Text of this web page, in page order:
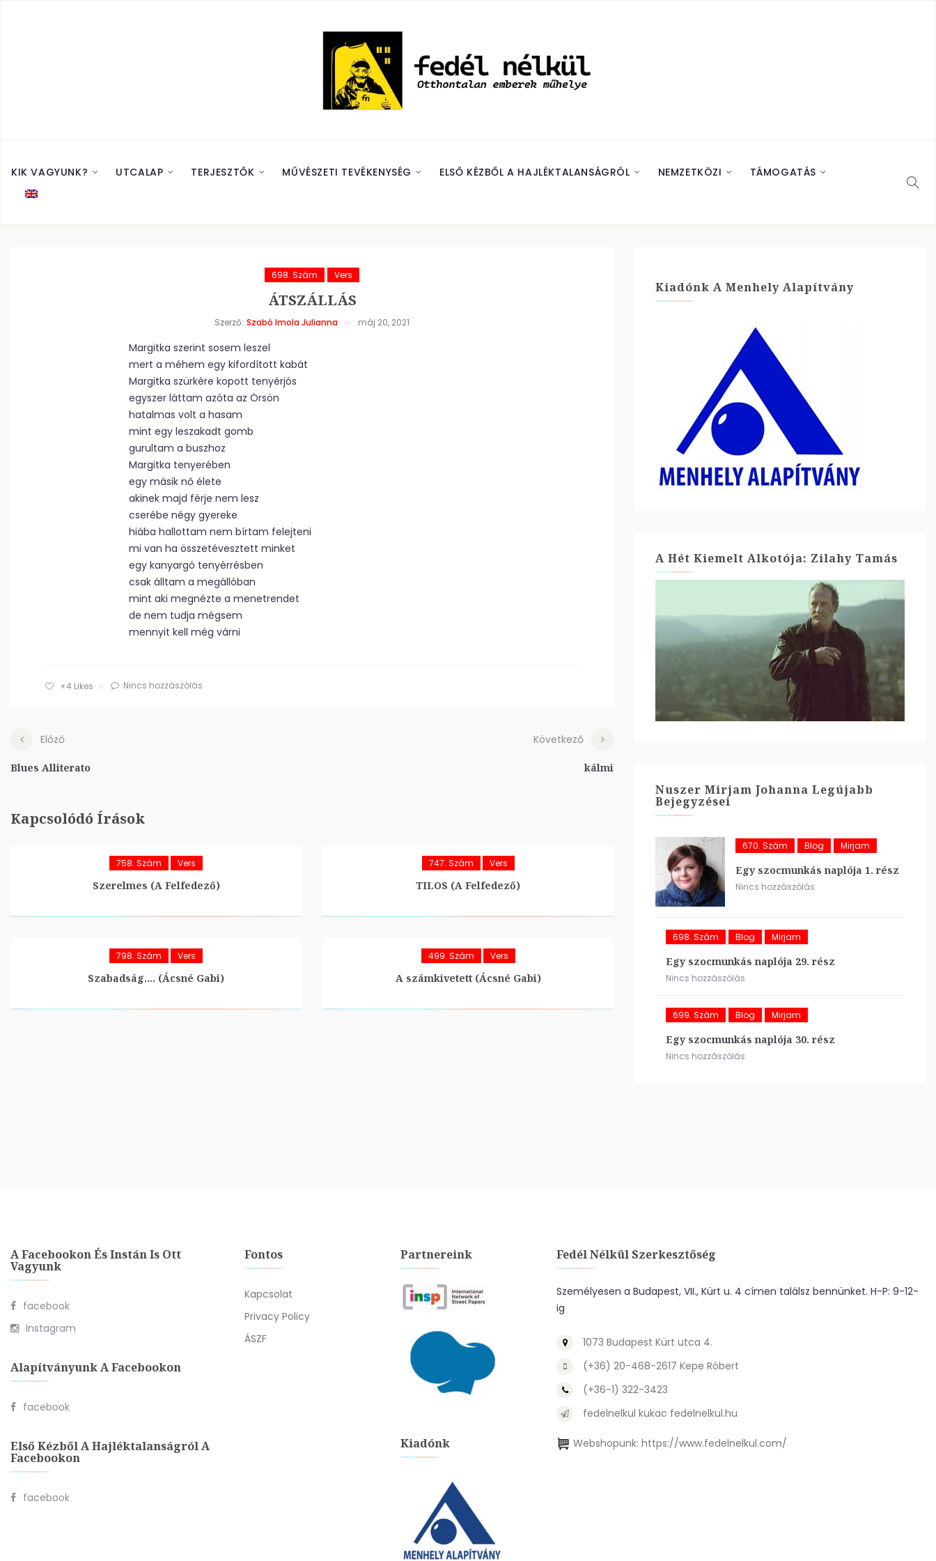
KIK VAGYUNK? UTCALAP TERJESZTŐK MŰVÉSZETI TEVÉKENYSÉG ELSŐ KÉZBŐL A HAJLÉKTALANSÁGRÓL NEMZETKÖZI TÁMOGATÁS
698. Szám Vers
ÁTSZÁLLÁS
Szerző: Szabó Imola Julianna máj 20, 2021
Margitka szerint sosem leszel
mert a méhem egy kifordított kabát
Margitka szürkére kopott tenyérjós
egyszer láttam azóta az Örsön
hatalmas volt a hasam
mint egy leszakadt gomb
gurultam a buszhoz
Margitka tenyerében
egy másik nő élete
akinek majd férje nem lesz
cserébe négy gyereke
hiába hallottam nem bírtam felejteni
mi van ha összetévesztett minket
egy kanyargó tenyérrésben
csak álltam a megállóban
mint aki megnézte a menetrendet
de nem tudja mégsem
mennyit kell még várni
+4 Likes Nincs hozzászólás
Előző
Blues Alliterato
Következő
kálmi
Kapcsolódó Írások
758. Szám Vers
Szerelmes (A Felfedező)
747. Szám Vers
TILOS (A Felfedező)
798. Szám Vers
Szabadság…. (Ácsné Gabi)
499. Szám Vers
A számkivetett (Ácsné Gabi)
Kiadónk A Menhely Alapítvány
A Hét Kiemelt Alkotója: Zilahy Tamás
Nuszer Mirjam Johanna Legújabb
Bejegyzései
670. Szám Blog Mirjam
Egy szocmunkás naplója 1. rész
Nincs hozzászólás
698. Szám Blog Mirjam
Egy szocmunkás naplója 29. rész
Nincs hozzászólás
699. Szám Blog Mirjam
Egy szocmunkás naplója 30. rész
Nincs hozzászólás
A Facebookon És Instán Is Ott
Vagyunk
facebook
Instagram
Alapítványunk A Facebookon
facebook
Első Kézből A Hajléktalanságról A
Facebookon
facebook
Fontos
Kapcsolat
Privacy Policy
ÁSZF
Partnereink
Kiadónk
Fedél Nélkül Szerkesztőség
Személyesen a Budapest, VII., Kürt u. 4 címen találsz bennünket. H-P: 9-12-
ig
1073 Budapest Kürt utca 4.
(+36) 20-468-2617 Kepe Róbert
(+36-1) 322-3423
fedelnelkul kukac fedelnelkul.hu
Webshopunk: https://www.fedelnelkul.com/